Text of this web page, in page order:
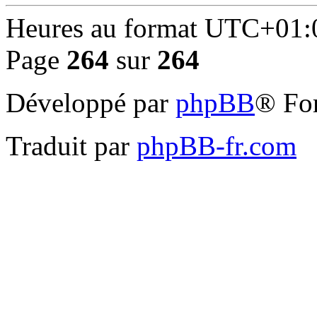
Heures au format
Page 264 sur 264
Développé par phpBB®
Traduit par phpBB-fr.com